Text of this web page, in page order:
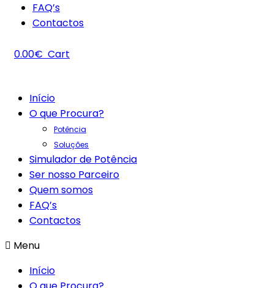
FAQ’s
Contactos
0.00€ Cart
Início
O que Procura?
Potência
Soluções
Simulador de Potência
Ser nosso Parceiro
Quem somos
FAQ’s
Contactos
Menu
Início